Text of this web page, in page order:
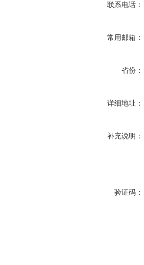
联系电话：
常用邮箱：
省份：
详细地址：
补充说明：
验证码：